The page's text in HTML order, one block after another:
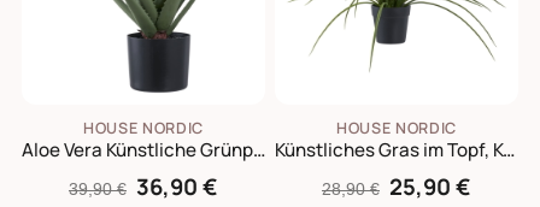
HOUSE NORDIC
Aloe Vera Künstliche Grünpflanze
39,90 € 36,90 €
HOUSE NORDIC
Künstliches Gras im Topf, Kunstpflanze
28,90 € 25,90 €